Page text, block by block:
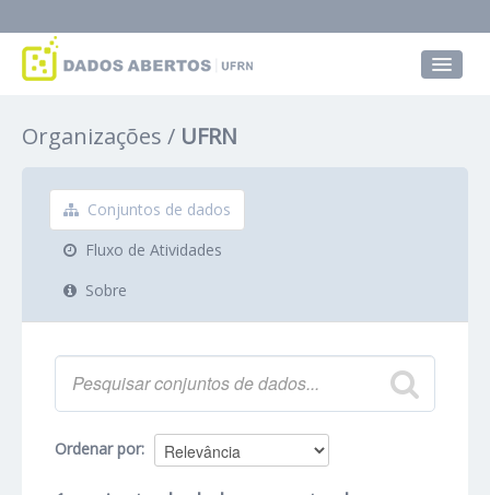
Grupos
Sobre
Organizações UFRN
Conjuntos de dados
Fluxo de Atividades
Sobre
Ordenar por